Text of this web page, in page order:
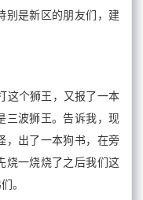
别是新区的朋友们，建
个狮王，又报了一本
三波狮王。告诉我，现
，出了一本狗书，在旁
烧一烧烧了之后我们这
。